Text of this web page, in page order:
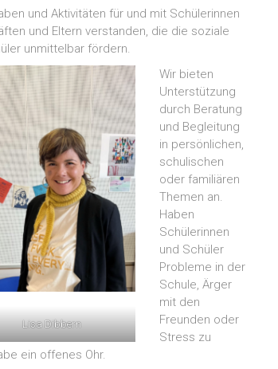
und Aktivitäten für und mit Schülerinnen
und Eltern verstanden, die die soziale
unmittelbar fördern.
Lisa Dibbern
Wir bieten
Unterstützung
durch Beratung
und Begleitung
in persönlichen,
schulischen
oder familiären
Themen an.
Haben
Schülerinnen
und Schüler
Probleme in der
Schule, Ärger
mit den
Freunden oder
Stress zu
ein offenes Ohr.